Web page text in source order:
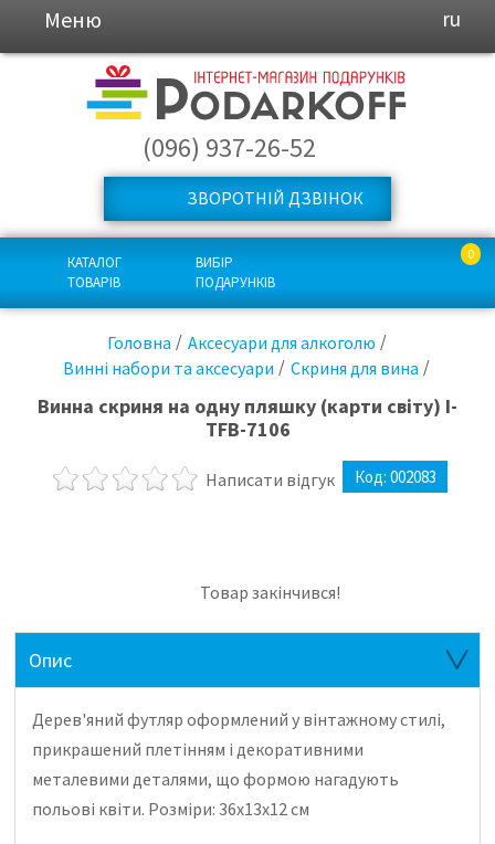
Меню ru
(096) 937-26-52
ЗВОРОТНІЙ ДЗВІНОК
КАТАЛОГ
ТОВАРІВ
ВИБІР
ПОДАРУНКІВ
0
Головна
Аксесуари для алкоголю
Винні набори та аксесуари
Скриня для вина
Винна скриня на одну пляшку (карти світу) I-
TFB-7106
Написати відгук Код: 002083
Товар закінчився!
Опис
Дерев'яний футляр оформлений у вінтажному стилі,
прикрашений плетінням і декоративними
металевими деталями, що формою нагадують
польові квіти. Розміри: 36х13х12 см